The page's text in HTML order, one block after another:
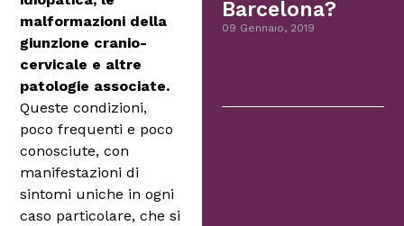
malformazioni della
giunzione cranio-
cervicale e altre
patologie associate.
Queste condizioni,
poco frequenti e poco
conosciute, con
manifestazioni di
sintomi uniche in ogni
caso particolare, che si
Barcelona?
09 Gennaio, 2019